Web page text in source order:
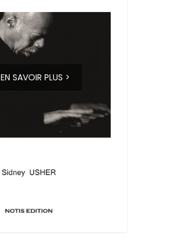
EN SAVOIR PLUS >